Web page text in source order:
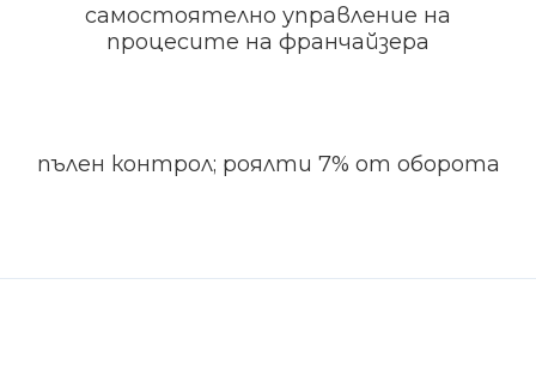
самостоятелно управление на
процесите на франчайзера
пълен контрол; роялти 7% от оборота